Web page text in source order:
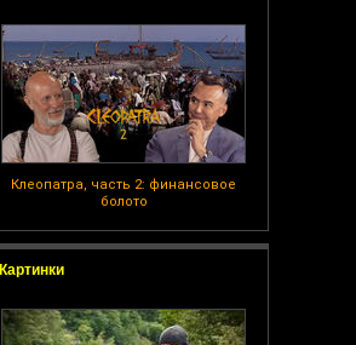
Клеопатра, часть 2: финансовое
болото
Картинки